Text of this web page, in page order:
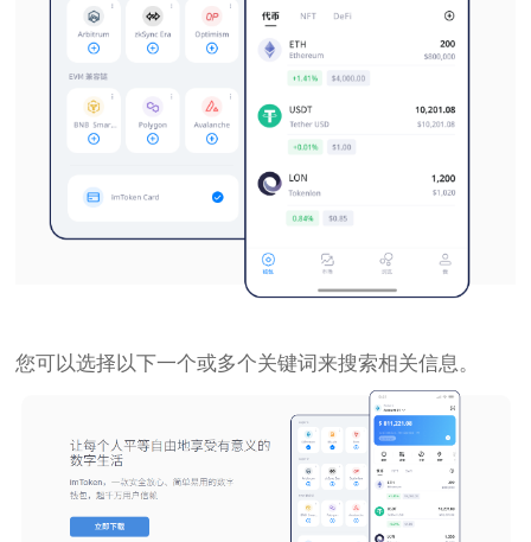
您可以选择以下一个或多个关键词来搜索相关信息。